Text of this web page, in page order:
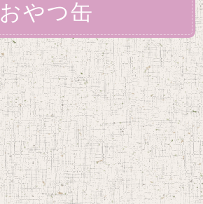
おやつ缶